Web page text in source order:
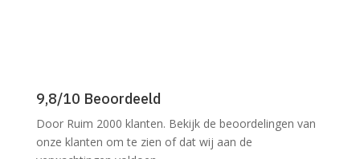
9,8/10 Beoordeeld
Door Ruim 2000 klanten. Bekijk de beoordelingen van
onze klanten om te zien of dat wij aan de